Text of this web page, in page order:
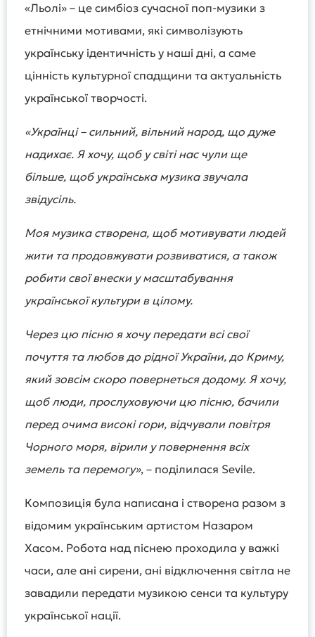
«Льолі» – це симбіоз сучасної поп-музики з
етнічними мотивами, які символізують
українську ідентичність у наші дні, а саме
цінність культурної спадщини та актуальність
української творчості.
«Українці – сильний, вільний народ, що дуже
надихає. Я хочу, щоб у світі нас чули ще
більше, щоб українська музика звучала
звідусіль.
Моя музика створена, щоб мотивувати людей
жити та продовжувати розвиватися, а також
робити свої внески у масштабування
української культури в цілому.
Через цю пісню я хочу передати всі свої
почуття та любов до рідної України, до Криму,
який зовсім скоро повернеться додому. Я хочу,
щоб люди, прослуховуючи цю пісню, бачили
перед очима високі гори, відчували повітря
Чорного моря, вірили у повернення всіх
земель та перемогу», – поділилася Sevile.
Композиція була написана і створена разом з
відомим українським артистом Назаром
Хасом. Робота над піснею проходила у важкі
часи, але ані сирени, ані відключення світла не
завадили передати музикою сенси та культуру
української нації.